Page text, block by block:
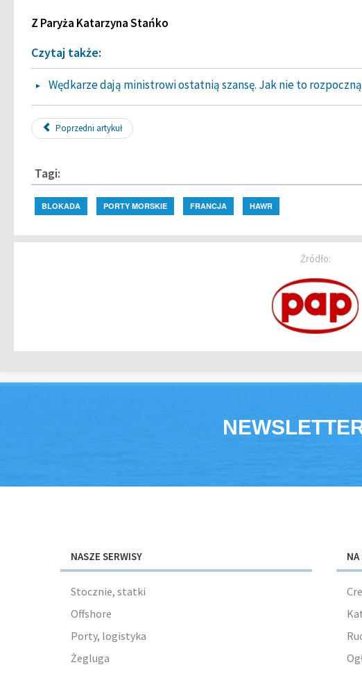
Z Paryża Katarzyna Stańko
Czytaj także:
Wędkarze dają ministrowi ostatnią szansę. Jak nie to
Poprzedni artykuł
Tagi:
BLOKADA PORTY MORSKIE FRANCJA HAWR
Źródło:
NASZE SERWISY
Stocznie, statki
Offshore
Porty, logistyka
Żegluga
NA